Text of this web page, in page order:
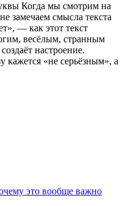
Когда мы смотрим на
замечаем смысла текста
— как этот текст
весёлым, странным
настроение.
кажется «не серьёзным», а
это вообще важно